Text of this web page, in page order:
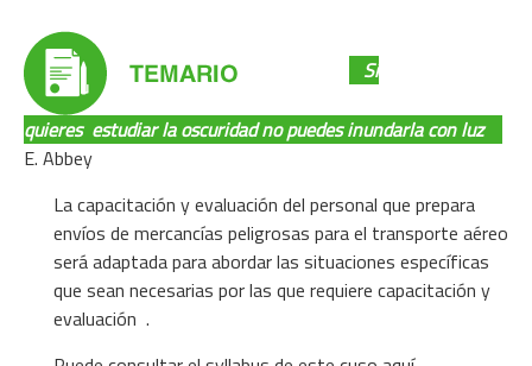
Si
quieres estudiar la oscuridad no puedes inundarla con luz
E. Abbey
La capacitación y evaluación del personal que prepara
envíos de mercancías peligrosas para el transporte aéreo
será adaptada para abordar las situaciones específicas
que sean necesarias por las que requiere capacitación y
evaluación .